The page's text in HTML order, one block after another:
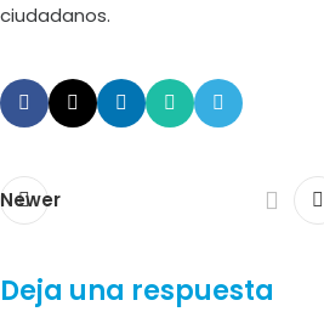
ciudadanos.
Newer
Deja una respuesta